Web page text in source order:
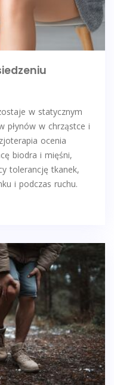
w statycznym
płynów w chrząstce i
ocenia
biodra i mięśni,
tolerancję tkanek,
i podczas ruchu.